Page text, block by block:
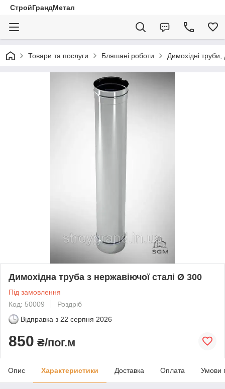
СтройГрандМетал
Товари та послуги Бляшані роботи Димохідні труби,
Димохідна труба з нержавіючої сталі Ø 300
Під замовлення
Код: 50009
Роздріб
Відправка з 22 серпня 2026
850 ₴/пог.м
Опис Характеристики Доставка Оплата Умови